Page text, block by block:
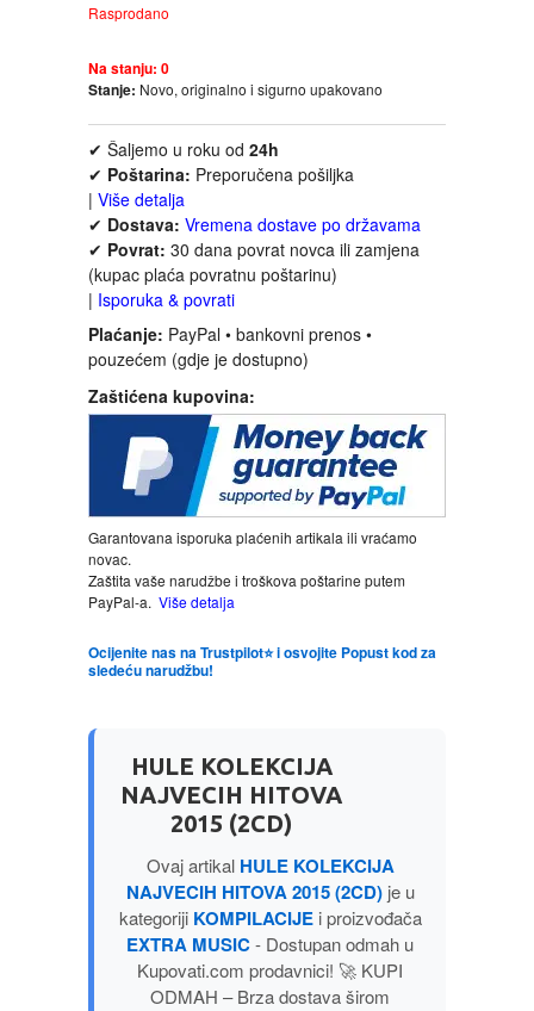
HOROR
INTERNET I RAČUNARI
ISTORIJSKI
KLASICI
KNJIGE ZA DECU
KOMEDIJA
KRIMINALISTIČKI
KUVARI
LJUBAVNI
MITOLOGIJA
MUZIKA
NAUKA
POPULARNA PSIHOLOGIJA
PRIČE
Rasprodano
Na stanju: 0
Stanje: Novo, originalno i sigurno upakovano
✔ Šaljemo u roku od 24h
✔ Poštarina: Preporučena pošiljka
| Više detalja
✔ Dostava: Vremena dostave po državama
✔ Povrat: 30 dana povrat novca ili zamjena
(kupac plaća povratnu poštarinu)
| Isporuka & povrati
Plaćanje: PayPal • bankovni prenos •
pouzećem (gdje je dostupno)
Zaštićena kupovina:
Garantovana isporuka plaćenih artikala ili vraćamo
novac.
Zaštita vaše narudžbe i troškova poštarine putem
PayPal-a. Više detalja
Ocijenite nas na Trustpilot⭐ i osvojite Popust kod za
sledeću narudžbu!
HULE KOLEKCIJA
NAJVECIH HITOVA
2015 (2CD)
Ovaj artikal HULE KOLEKCIJA
NAJVECIH HITOVA 2015 (2CD)je u
kategoriji KOMPILACIJEi proizvođača
EXTRA MUSIC- Dostupan odmah u
Kupovati.com prodavnici! 🚀 KUPI
ODMAH – Brza dostava širom